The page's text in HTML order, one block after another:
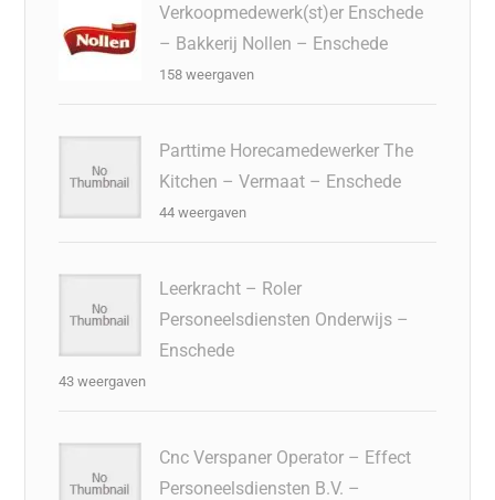
Verkoopmedewerk(st)er Enschede
– Bakkerij Nollen – Enschede
158 weergaven
Parttime Horecamedewerker The
Kitchen – Vermaat – Enschede
44 weergaven
Leerkracht – Roler
Personeelsdiensten Onderwijs –
Enschede
43 weergaven
Cnc Verspaner Operator – Effect
Personeelsdiensten B.V. –